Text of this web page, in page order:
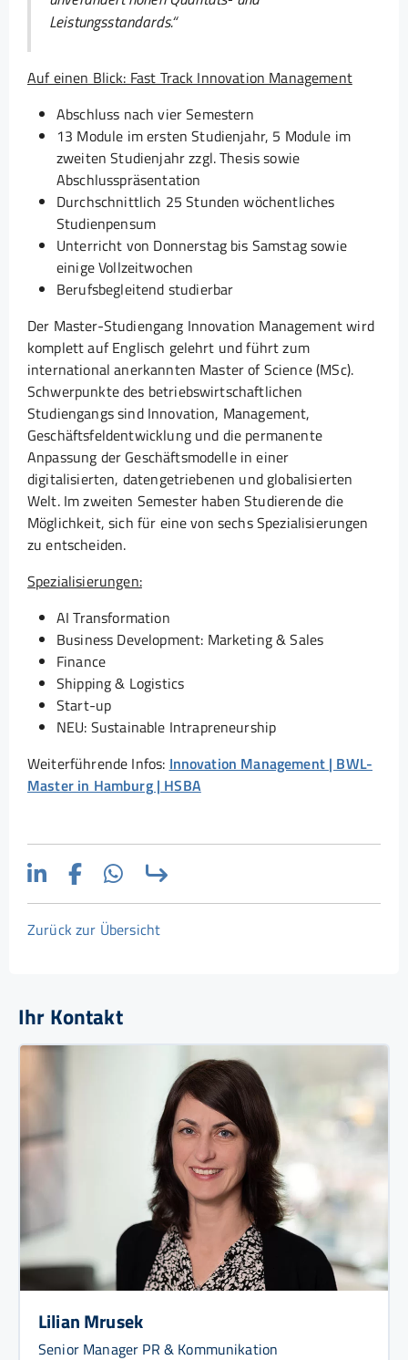
Leistungsstandards.“
Auf einen Blick: Fast Track Innovation Management
Abschluss nach vier Semestern
13 Module im ersten Studienjahr, 5 Module im
zweiten Studienjahr zzgl. Thesis sowie
Abschlusspräsentation
Durchschnittlich 25 Stunden wöchentliches
Studienpensum
Unterricht von Donnerstag bis Samstag sowie
einige Vollzeitwochen
Berufsbegleitend studierbar
Der Master-Studiengang Innovation Management wird
komplett auf Englisch gelehrt und führt zum
international anerkannten Master of Science (MSc).
Schwerpunkte des betriebswirtschaftlichen
Studiengangs sind Innovation, Management,
Geschäftsfeldentwicklung und die permanente
Anpassung der Geschäftsmodelle in einer
digitalisierten, datengetriebenen und globalisierten
Welt. Im zweiten Semester haben Studierende die
Möglichkeit, sich für eine von sechs Spezialisierungen
zu entscheiden.
Spezialisierungen:
AI Transformation
Business Development: Marketing & Sales
Finance
Shipping & Logistics
Start-up
NEU: Sustainable Intrapreneurship
Weiterführende Infos: Innovation Management | BWL-
Master in Hamburg | HSBA
Zurück zur Übersicht
Ihr Kontakt
Lilian Mrusek
Senior Manager PR & Kommunikation